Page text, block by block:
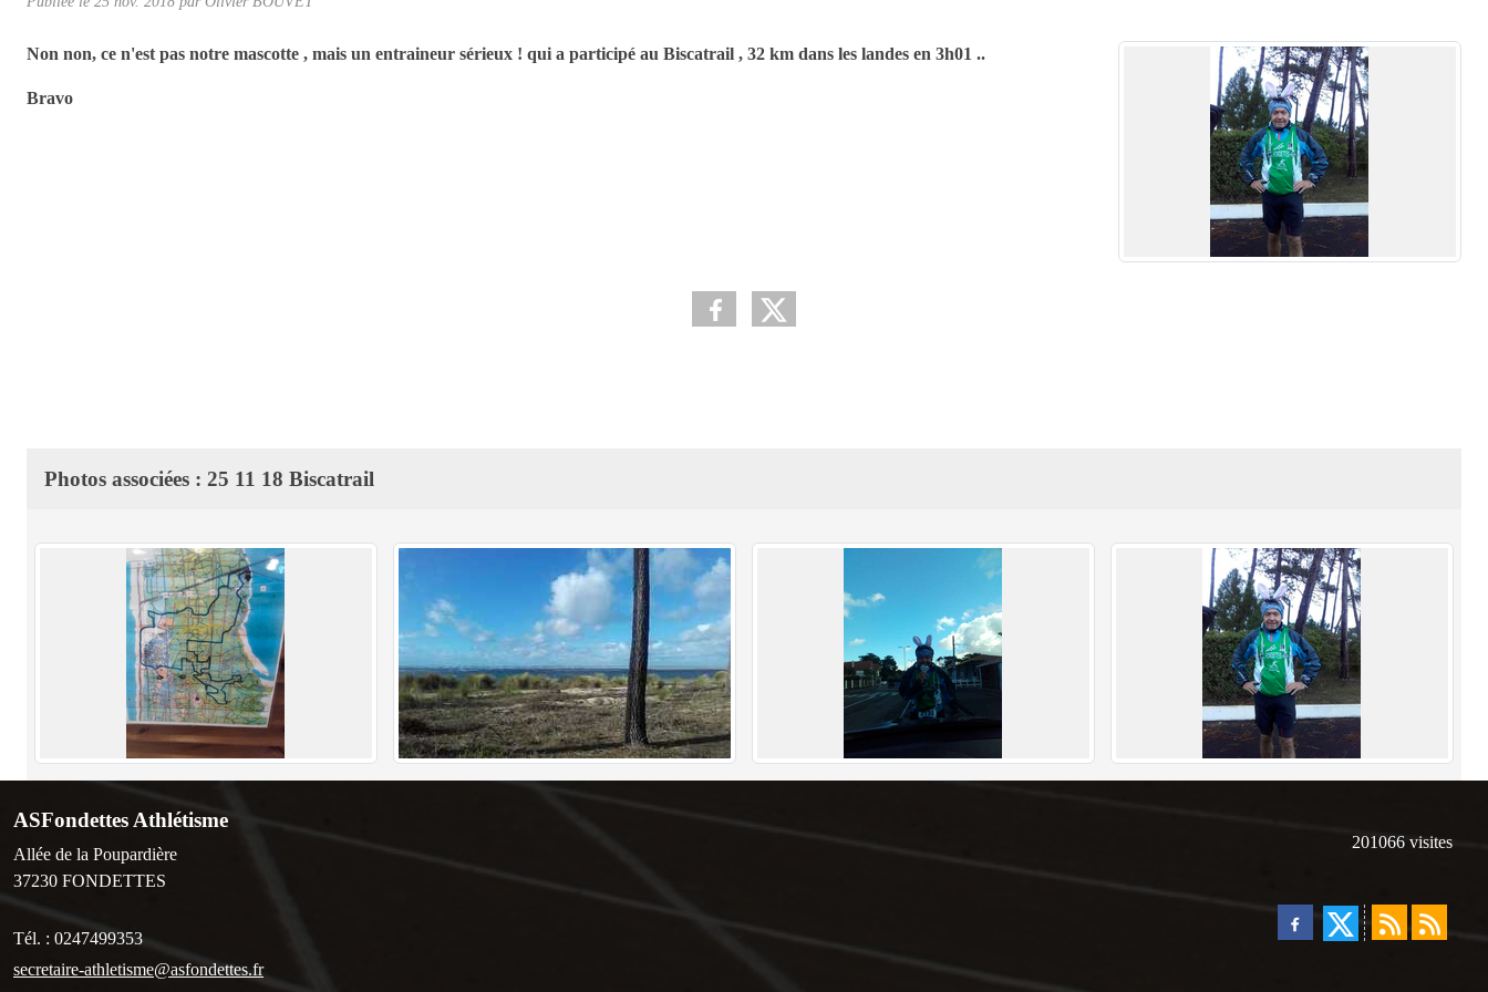
Non non, ce n'est pas notre mascotte , mais un entraineur sérieux ! qui a participé au Biscatrail , 32 km dans les landes en 3h01 ..
Bravo
Photos associées : 25 11 18 Biscatrail
ASFondettes Athlétisme
Allée de la Poupardière
37230 FONDETTES
Tél. : 0247499353
secretaire-athletisme@asfondettes.fr
201066 visites